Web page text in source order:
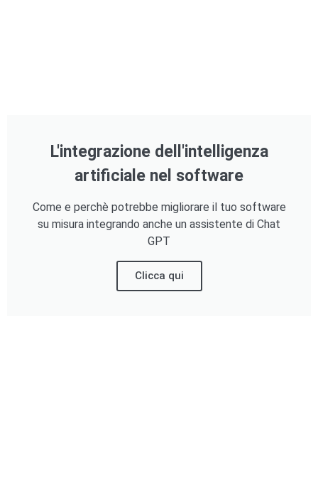
L'integrazione dell'intelligenza
artificiale nel software
Come e perchè potrebbe migliorare il tuo software
su misura integrando anche un assistente di Chat
GPT
Clicca qui